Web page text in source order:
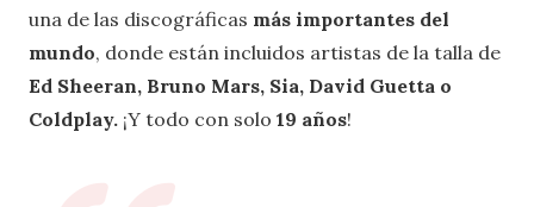
una de las discográficas más importantes del
mundo, donde están incluidos artistas de la talla de
Ed Sheeran, Bruno Mars, Sia, David Guetta o
Coldplay. ¡Y todo con solo 19 años!